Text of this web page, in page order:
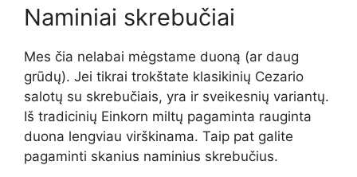
Naminiai skrebučiai
Mes čia nelabai mėgstame duoną (ar daug
grūdų). Jei tikrai trokštate klasikinių Cezario
salotų su skrebučiais, yra ir sveikesnių variantų.
Iš tradicinių Einkorn miltų pagaminta rauginta
duona lengviau virškinama. Taip pat galite
pagaminti skanius naminius skrebučius.